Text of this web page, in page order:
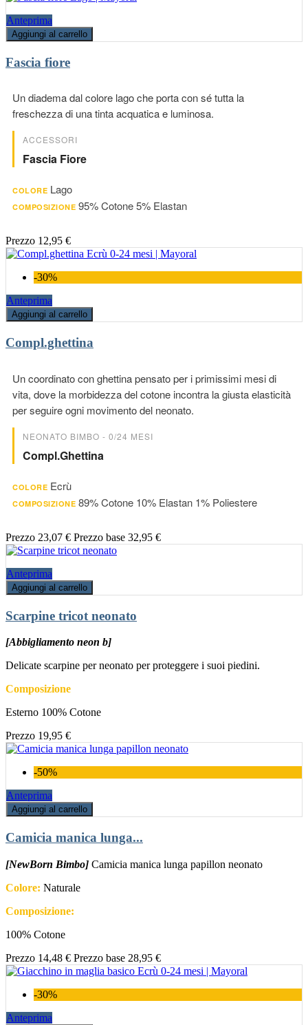
Anteprima
Aggiungi al carrello
Fascia fiore
Un diadema dal colore lago che porta con sé tutta la
freschezza di una tinta acquatica e luminosa.
ACCESSORI
Fascia Fiore
COLORE Lago
COMPOSIZIONE 95% Cotone 5% Elastan
Prezzo 12,95 €
-30%
Anteprima
Aggiungi al carrello
Compl.ghettina
Un coordinato con ghettina pensato per i primissimi mesi di
vita, dove la morbidezza del cotone incontra la giusta elasticità
per seguire ogni movimento del neonato.
NEONATO BIMBO - 0/24 MESI
Compl.ghettina
COLORE Ecrù
COMPOSIZIONE 89% Cotone 10% Elastan 1% Poliestere
Prezzo 23,07 € Prezzo base 32,95 €
Anteprima
Aggiungi al carrello
Scarpine tricot neonato
[Abbigliamento neon b]
Delicate scarpine per neonato per proteggere i suoi piedini.
Composizione
Esterno 100% Cotone
Prezzo 19,95 €
-50%
Anteprima
Aggiungi al carrello
Camicia manica lunga...
[NewBorn Bimbo] Camicia manica lunga papillon neonato
Colore: Naturale
Composizione:
100% Cotone
Prezzo 14,48 € Prezzo base 28,95 €
-30%
Anteprima